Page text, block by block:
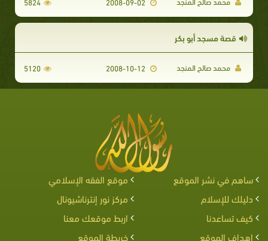
قصة مسجد أبو بكر
محمد صالح المنجد 5120
ساهم في نشر الموقع
موقع الفقه الإسلامي
دليلك للإسلام
مركز نور إنترناشيونال
كيف تساعدنا
اربط موقعك معنا
اهداف الموقع
خريطة الموقع